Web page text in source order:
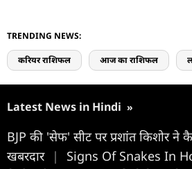
TRENDING NEWS:
करियर राशिफल आज का राशिफल
Latest News in Hindi »
BJP की 'सेफ' सीट पर प्रशांत किशोर
खबरदार |
Signs Of Snakes In